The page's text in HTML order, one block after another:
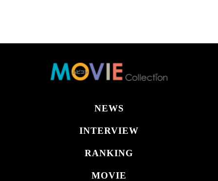
NEWS
INTERVIEW
RANKING
MOVIE